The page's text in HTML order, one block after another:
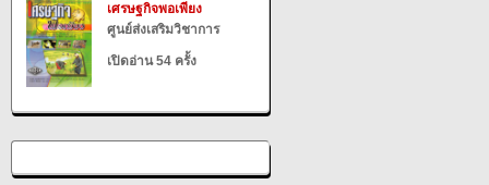
เศรษฐกิจพอเพียง
ศูนย์ส่งเสริมวิชาการ
เปิดอ่าน 54 ครั้ง